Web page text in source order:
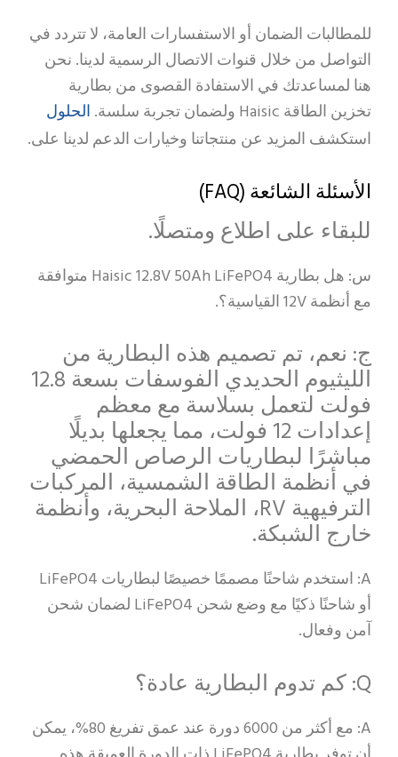
للمطالبات الضمان أو الاستفسارات العامة، لا تتردد في
التواصل من خلال قنوات الاتصال الرسمية لدينا. نحن
هنا لمساعدتك في الاستفادة القصوى من بطارية
تخزين الطاقة Haisic ولضمان تجربة سلسة.
الحلول
استكشف المزيد عن منتجاتنا وخيارات الدعم لدينا على.
الأسئلة الشائعة (FAQ)
للبقاء على اطلاع ومتصلًا.
س: هل بطارية Haisic 12.8V 50Ah LiFePO4 متوافقة
مع أنظمة 12V القياسية؟.
ج: نعم، تم تصميم هذه البطارية من
الليثيوم الحديدي الفوسفات بسعة 12.8
فولت لتعمل بسلاسة مع معظم
إعدادات 12 فولت، مما يجعلها بديلًا
مباشرًا لبطاريات الرصاص الحمضي
في أنظمة الطاقة الشمسية، المركبات
الترفيهية RV، الملاحة البحرية، وأنظمة
خارج الشبكة.
A: استخدم شاحنًا مصممًا خصيصًا لبطاريات LiFePO4
أو شاحنًا ذكيًا مع وضع شحن LiFePO4 لضمان شحن
آمن وفعال.
Q: كم تدوم البطارية عادة؟
A: مع أكثر من 6000 دورة عند عمق تفريغ 80%، يمكن